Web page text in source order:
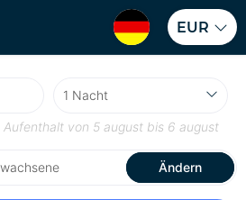
EUR
Aufenthalt von 5 august bis 6 august
Ändern